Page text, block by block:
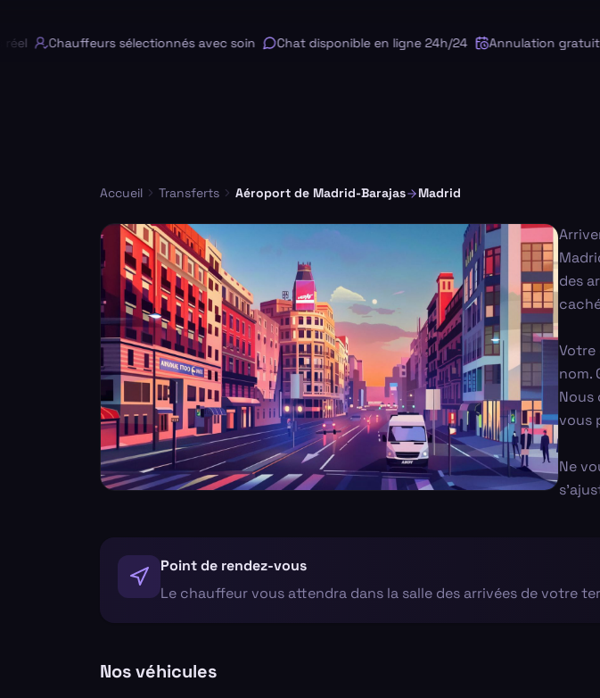
Chauffeurs sélectionnés avec soin Chat disponible en ligne 24h/24 Annulation gratuite
Accueil Transferts Aéroport de Madrid-Barajas Madrid
des
Votre
nom.
Nous
vous
Ne
Point de rendez-vous
Le chauffeur vous attendra dans la salle des arrivées de votre
Nos véhicules